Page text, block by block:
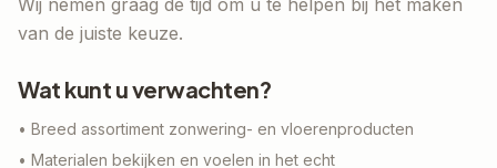
Wij nemen graag de tijd om u te helpen bij het maken
van de juiste keuze.
Wat kunt u verwachten?
• Breed assortiment zonwering- en vloerenproducten
• Materialen bekijken en voelen in het echt